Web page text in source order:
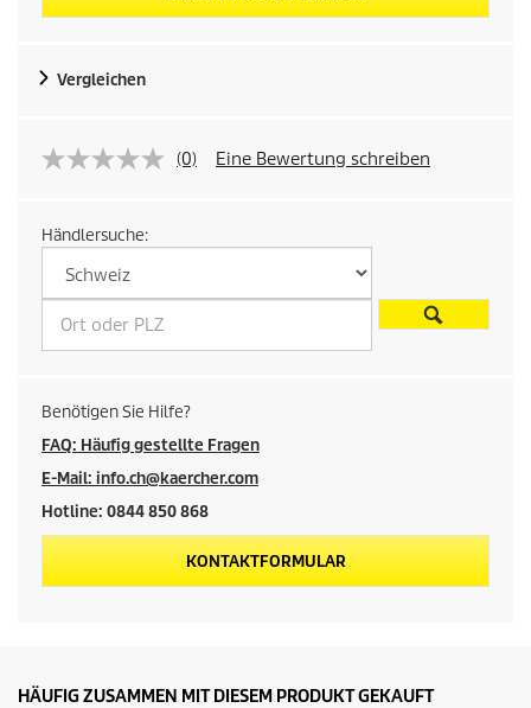
b
i
d
l
i
c
h
e
P
e
Vergleichen
(0) Eine Bewertung schreiben
Händlersuche:
Benötigen Sie Hilfe?
FAQ: Häufig gestellte Fragen
E-Mail: info.ch@kaercher.com
Hotline: 0844 850 868
KONTAKTFORMULAR
HÄUFIG ZUSAMMEN MIT DIESEM PRODUKT GEKAUFT